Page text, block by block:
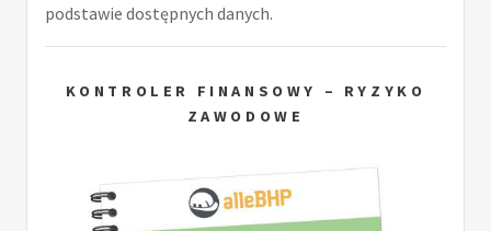
podstawie dostępnych danych.
KONTROLER FINANSOWY – RYZYKO
ZAWODOWE